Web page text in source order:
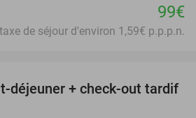
99€
de séjour d'environ 1,59€ p.p.p.n.
43%
déjeuner + check-out tardif